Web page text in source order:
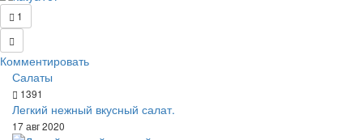
1
Комментировать
Салаты
1391
Легкий нежный вкусный салат.
17 авг 2020